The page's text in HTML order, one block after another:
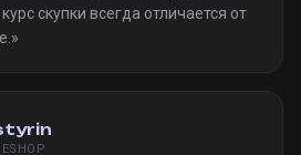
скупки всегда отличается от
»